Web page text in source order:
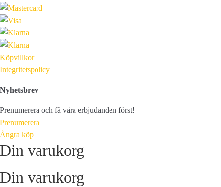
Köpvillkor
Integritetspolicy
Nyhetsbrev
Prenumerera och få våra erbjudanden först!
Prenumerera
Ångra köp
Din varukorg
Din varukorg